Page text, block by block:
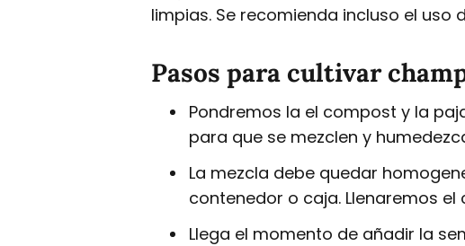
limpias. Se recomienda incluso el uso
Pasos para cultivar
Pondremos la el compost y la
para que se mezclen y
La mezcla debe quedar
contenedor o caja. Llenaremos
Llega el momento de añadir la